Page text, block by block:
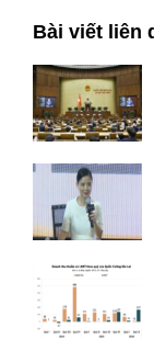
Bài viết liên